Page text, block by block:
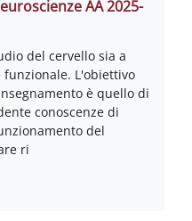
AA 2025-
del cervello sia a
L'obiettivo
è quello di
conoscenze di
del
ri